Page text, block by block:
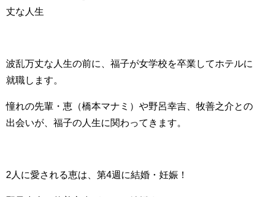
丈な人生
波乱万丈な人生の前に、福子が女学校を卒業してホテルに
就職します。
憧れの先輩・恵（橋本マナミ）や野呂幸吉、牧善之介との
出会いが、福子の人生に関わってきます。
2人に愛される恵は、第4週に結婚・妊娠！